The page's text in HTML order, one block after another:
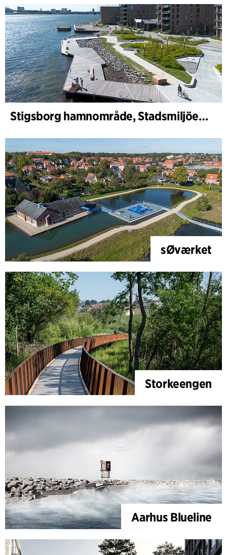
Stigsborg hamnområde, Stadsmiljöer och Landskap
sØværket
Storkeengen
Aarhus Blueline